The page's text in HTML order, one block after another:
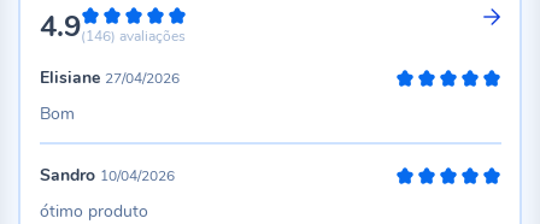
4.998%
(146) avaliações
Elisiane 27/04/2026
Bom
Sandro 10/04/2026
ótimo produto